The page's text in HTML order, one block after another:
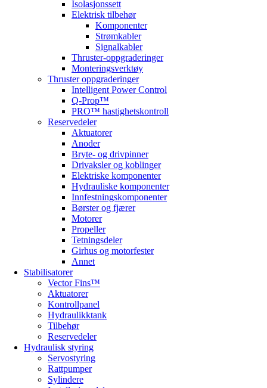
Isolasjonssett
Elektrisk tilbehør
Komponenter
Strømkabler
Signalkabler
Thruster-oppgraderinger
Monteringsverktøy
Thruster oppgraderinger
Intelligent Power Control
Q-Prop™
PRO™ hastighetskontroll
Reservedeler
Aktuatorer
Anoder
Bryte- og drivpinner
Drivaksler og koblinger
Elektriske komponenter
Hydrauliske komponenter
Innfestningskomponenter
Børster og fjærer
Motorer
Propeller
Tetningsdeler
Girhus og motorfester
Annet
Stabilisatorer
Vector Fins™
Aktuatorer
Kontrollpanel
Hydraulikktank
Tilbehør
Reservedeler
Hydraulisk styring
Servostyring
Rattpumper
Sylindere